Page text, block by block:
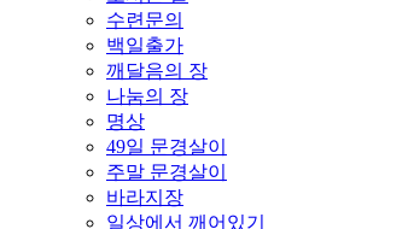
수련문의
백일출가
깨달음의 장
나눔의 장
명상
49일 문경살이
주말 문경살이
바라지장
일상에서 깨어있기